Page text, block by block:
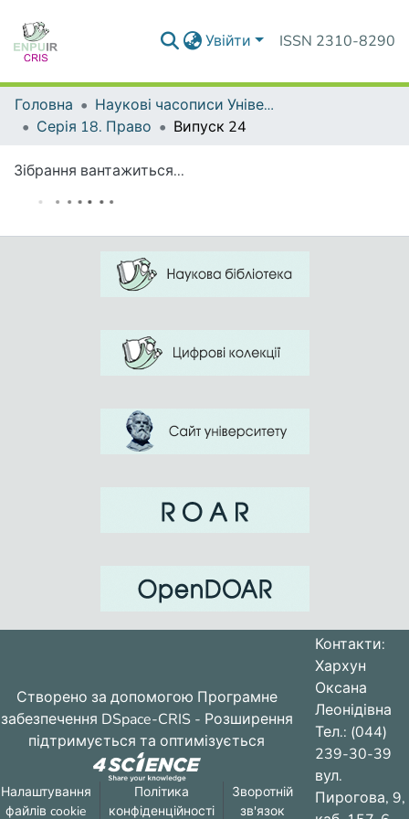
Увійти ISSN 2310-8290
Головна
Наукові часописи Університету
Серія 18. Право
Випуск 24
Зібрання вантажиться...
Створено за допомогою Програмне
забезпечення DSpace-CRIS - Розширення
підтримується та оптимізується
Налаштування
файлів cookie
Політика
конфіденційності
Зворотній
зв'язок
Контакти:
Хархун
Оксана
Леонідівна
Тел.: (044)
239-30-39
вул.
Пирогова, 9,